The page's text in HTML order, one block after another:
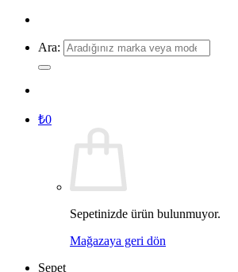
Ara:
₺0
Sepetinizde ürün bulunmuyor.
Mağazaya geri dön
Sepet